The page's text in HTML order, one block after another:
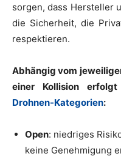
sorgen, dass Hersteller
die Sicherheit, die
respektieren.
Abhängig vom
einer Kollision
Drohnen-Kategorien:
Open: niedriges
keine Genehmigung